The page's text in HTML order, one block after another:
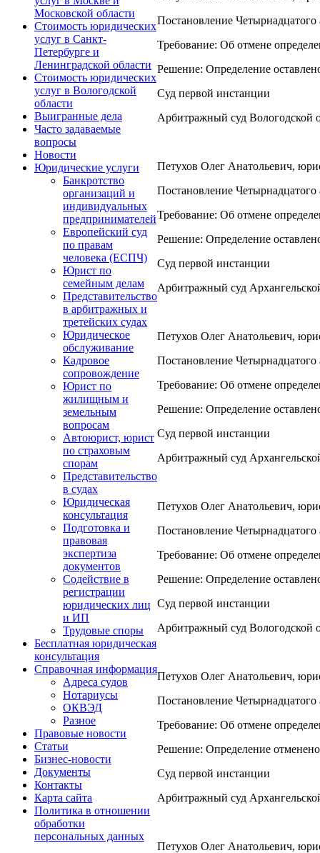
Московской области
Стоимость юридических
услуг в Санкт-
Петербурге и
Ленинградской области
Стоимость юридических
услуг в Вологодской
области
Выигранные дела
Часто задаваемые
вопросы
Новости
Юридические услуги
Банкротство
организаций и
индивидуальных
предпринимателей
Европейский суд
по правам
человека (ЕСПЧ)
Юрист по
семейным делам
Представительство
в арбитражных и
третейских судах
Юридическое
обслуживание
Кадровое
сопровождение
Юрист по
жилищным и
земельным
вопросам
Автоюрист, юрист
по страховым
спорам
Представительство
в судах
Юридическая
консультация
Подготовка и
правовая
экспертиза
документов
Содействие в
регистрации
юридических лиц
и ИП
Трудовые споры
Бесплатная юридическая
консультация
Справочная информация
Адреса судов
Нотариусы
ОКВЭД
Разное
Правовые новости
Статьи
Бизнес-новости
Документы
Контакты
Карта сайта
Политика в отношении
обработки
персональных данных
Постановление
Требование: Об отмене
Решение: Определение
Суд первой инстанции
Арбитражный суд Вологодской
Петухов Олег Анатольевич,
Постановление
Требование: Об отмене
Решение: Определение
Суд первой инстанции
Арбитражный суд
Петухов Олег Анатольевич,
Постановление
Требование: Об отмене
Решение: Определение
Суд первой инстанции
Арбитражный суд
Петухов Олег Анатольевич,
Постановление
Требование: Об отмене
Решение: Определение
Суд первой инстанции
Арбитражный суд Вологодской
Петухов Олег Анатольевич,
Постановление
Требование: Об отмене
Решение: Определение
Суд первой инстанции
Арбитражный суд
Петухов Олег Анатольевич,